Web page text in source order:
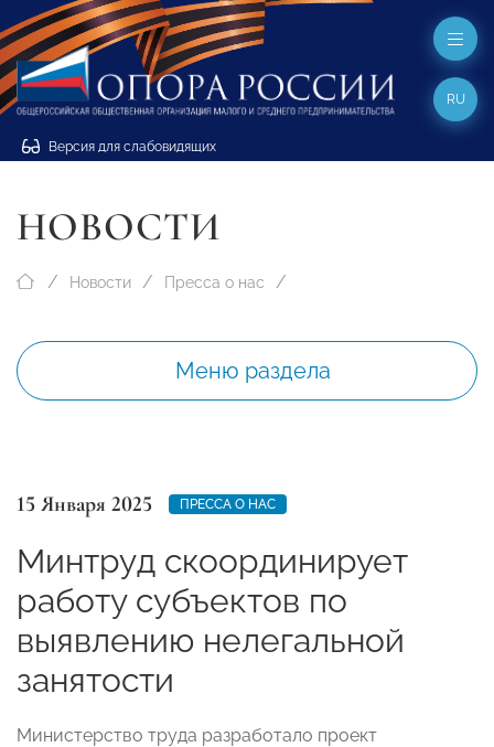
Версия для слабовидящих
RU
НОВОСТИ
Новости Пресса о нас
Меню раздела
15 Января 2025 ПРЕССА О НАС
Минтруд скоординирует
работу субъектов по
выявлению нелегальной
занятости
Министерство труда разработало проект